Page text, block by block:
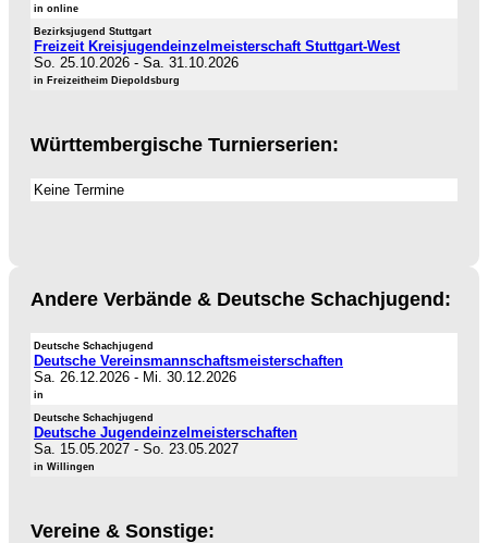
in online
Bezirksjugend Stuttgart
Freizeit Kreisjugendeinzelmeisterschaft Stuttgart-West
So. 25.10.2026 - Sa. 31.10.2026
in Freizeitheim Diepoldsburg
Württembergische Turnierserien:
Keine Termine
Andere Verbände & Deutsche Schachjugend:
Deutsche Schachjugend
Deutsche Vereinsmannschaftsmeisterschaften
Sa. 26.12.2026 - Mi. 30.12.2026
in
Deutsche Schachjugend
Deutsche Jugendeinzelmeisterschaften
Sa. 15.05.2027 - So. 23.05.2027
in Willingen
Vereine & Sonstige: